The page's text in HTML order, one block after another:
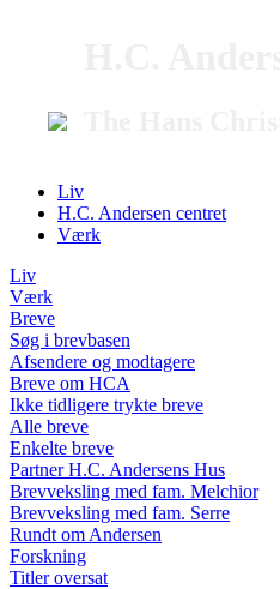
Liv
H.C. Andersen centret
Værk
Liv
Værk
Breve
Søg i brevbasen
Afsendere og modtagere
Breve om HCA
Ikke tidligere trykte breve
Alle breve
Enkelte breve
Partner H.C. Andersens Hus
Brevveksling med fam. Melchior
Brevveksling med fam. Serre
Rundt om Andersen
Forskning
Titler oversat